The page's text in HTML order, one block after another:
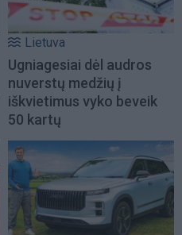
Lietuva
Ugniagesiai dėl audros
nuverstų medžių į
iškvietimus vyko beveik
50 kartų